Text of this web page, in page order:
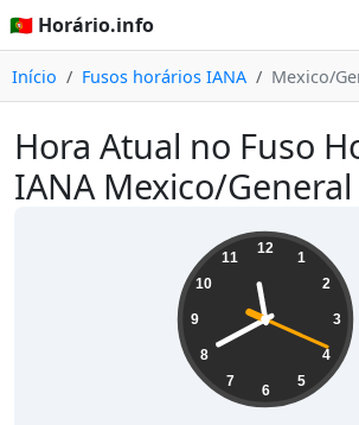
🇵🇹 Horário.info
Início Fusos horários IANA Mexico/
Hora Atual no Fuso
IANA Mexico/General
12
1
2
3
4
5
6
7
8
9
10
11